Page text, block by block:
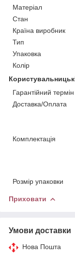
Матеріал
Стан
Країна виробник
Тип
Упаковка
Колір
Гарантійний термін
Доставка/Оплата
Комплектація
Розмір упаковки
Приховати
Умови доставки
Нова Пошта